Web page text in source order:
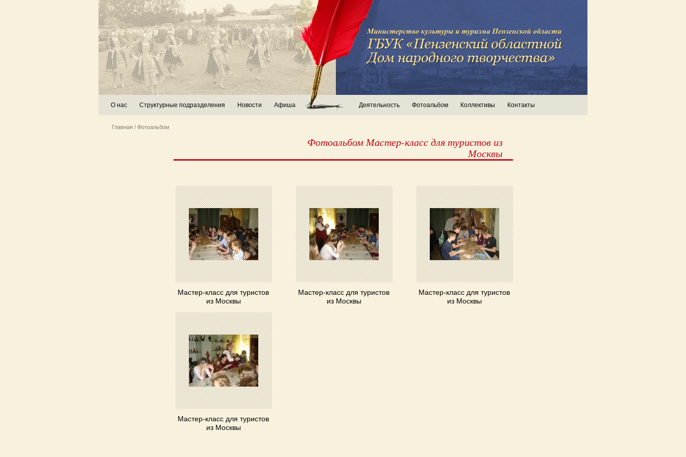
О нас Структурные подразделения Новости Афиша Деятельность Фотоальбом Коллективы Контакты
Главная / Фотоальбом
Фотоальбом Мастер-класс для туристов из
Москвы
Мастер-класс для туристов
из Москвы
Мастер-класс для туристов
из Москвы
Мастер-класс для туристов
из Москвы
Мастер-класс для туристов
из Москвы